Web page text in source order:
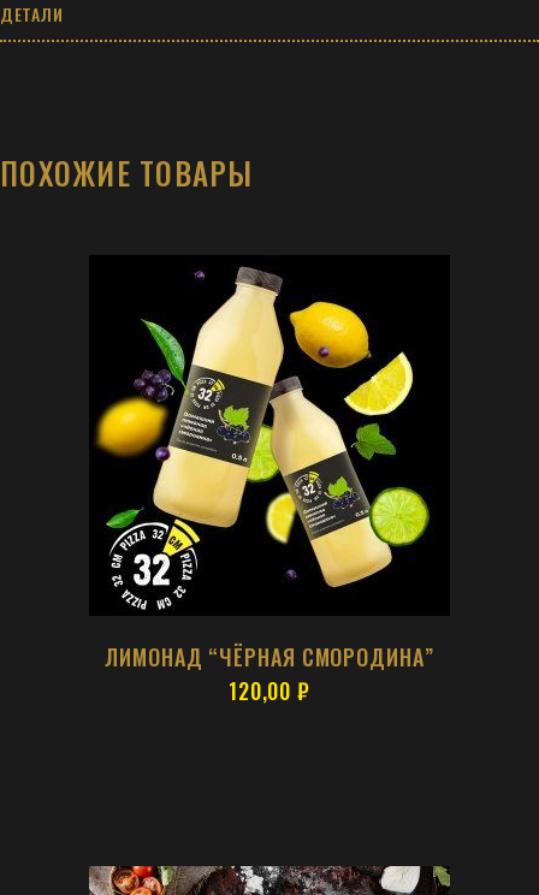
ДЕТАЛИ
ПОХОЖИЕ ТОВАРЫ
ЛИМОНАД “ЧЁРНАЯ СМОРОДИНА”
120,00₽